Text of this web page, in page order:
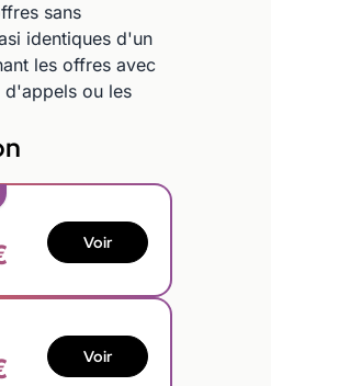
sans
identiques d'un
les offres avec
d'appels ou les
Voir
Voir